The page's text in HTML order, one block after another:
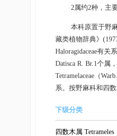
2属约2种，主
本科原置于野
藏类植物辞典》
Haloragidaceae有关
Datisca R. Br.1个属
Tetramelaceae（
系。按野麻科和四
下级分类
四数木属 Tetrameles